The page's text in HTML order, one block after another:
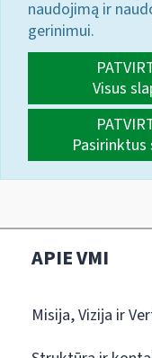
naudojimą ir
gerinimui.
Visus
Pasirinktus
APIE VMI
Misija, Vizija ir